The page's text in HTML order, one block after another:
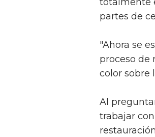
partes de
"Ahora se
proceso de
color sobre
Al
trabajar